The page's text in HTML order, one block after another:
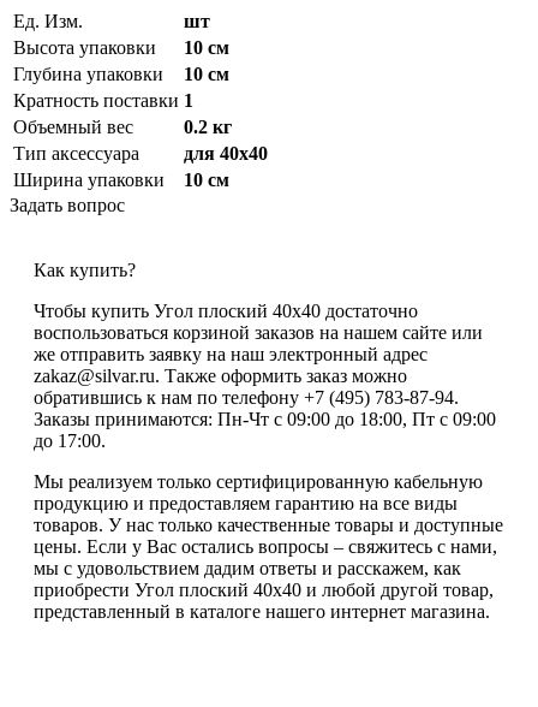
Ед. Изм.
шт
Высота упаковки
10 см
Глубина упаковки
10 см
Кратность поставки 1
Объемный вес
0.2 кг
Тип аксессуара
для 40х40
Ширина упаковки
10 см
Задать вопрос
Как купить?
Чтобы купить Угол плоский 40х40 достаточно
воспользоваться корзиной заказов на нашем сайте или
же отправить заявку на наш электронный адрес
zakaz@silvar.ru. Также оформить заказ можно
обратившись к нам по телефону +7 (495) 783-87-94.
Заказы принимаются: Пн-Чт с 09:00 до 18:00, Пт с 09:00
до 17:00.
Мы реализуем только сертифицированную кабельную
продукцию и предоставляем гарантию на все виды
товаров. У нас только качественные товары и доступные
цены. Если у Вас остались вопросы – свяжитесь с нами,
мы с удовольствием дадим ответы и расскажем, как
приобрести Угол плоский 40х40 и любой другой товар,
представленный в каталоге нашего интернет магазина.